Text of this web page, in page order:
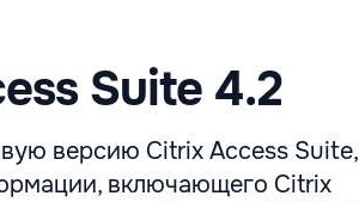
Suite 4.2
версию Citrix Access Suite,
включающего Citrix